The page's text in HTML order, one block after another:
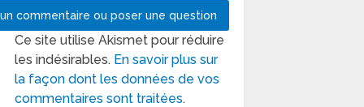
Ce site utilise Akismet pour réduire
les indésirables. En savoir plus sur
la façon dont les données de vos
commentaires sont traitées.